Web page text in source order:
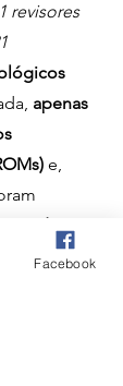
revisores
apenas
e,
a
Facebook